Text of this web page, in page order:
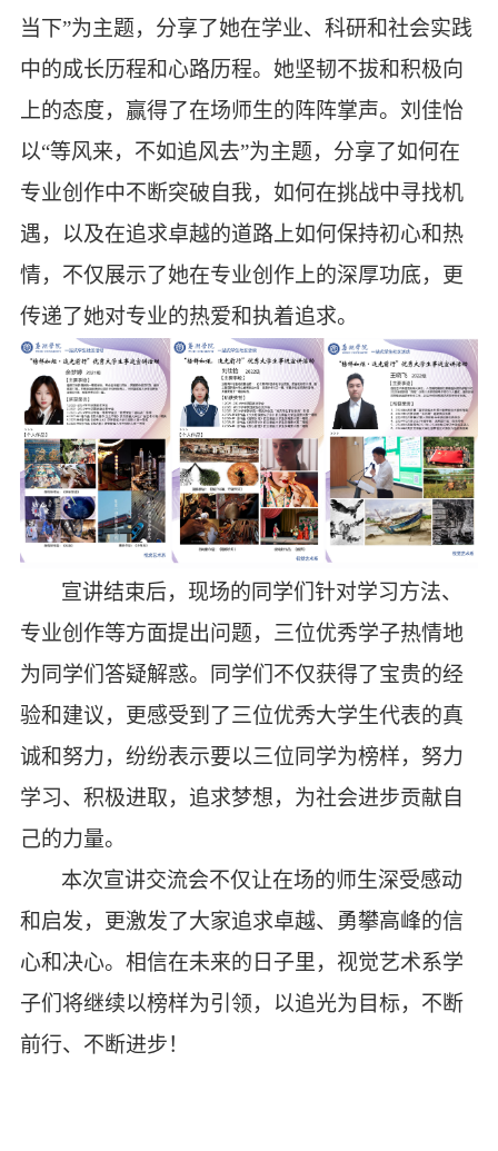
当下”为主题，分享了她在学业、科研和社会实践
中的成长历程和心路历程。她坚韧不拔和积极向
上的态度，赢得了在场师生的阵阵掌声。 刘佳怡
以“等风来，不如追风去”为主题，分享了如何在
专业创作中不断突破自我，如何在挑战中寻找机
遇，以及在追求卓越的道路上如何保持初心和热
情，不仅展示了她在专业创作上的深厚功底，更
传递了她对专业的热爱和执着追求。
宣讲结束后，现场的同学们针对学习方法、
专业创作等方面提出问题， 三位优秀学子热情地
为同学们答疑解惑。同学们不仅获得了宝贵的经
验和建议，更感受到了三位优秀大学生代表的真
诚和努力，纷纷表示要以三位同学为榜样，努力
学习、积极进取，追求梦想，为社会进步贡献自
己的力量。
本次宣讲交流会不仅让在场的师生深受感动
和启发，更激发了大家追求卓越、勇攀高峰的信
心和决心。相信在未来的日子里，视觉艺术系学
子们将继续以榜样为引领，以追光为目标，不断
前行、不断进步！